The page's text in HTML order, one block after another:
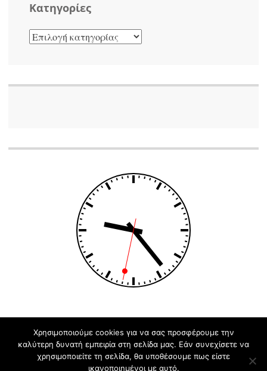
Kατηγορίες
KΑΤΗΓΟΡΊΕΣ
Φιλοξενείται στο https://blogs.sch.gr |Theme: Apostrophe by
WordPress.com.
Χρησιμοποιούμε cookies για να σας προσφέρουμε την
καλύτερη δυνατή εμπειρία στη σελίδα μας. Εάν συνεχίσετε να
χρησιμοποιείτε τη σελίδα, θα υποθέσουμε πως είστε
ικανοποιημένοι με αυτό.